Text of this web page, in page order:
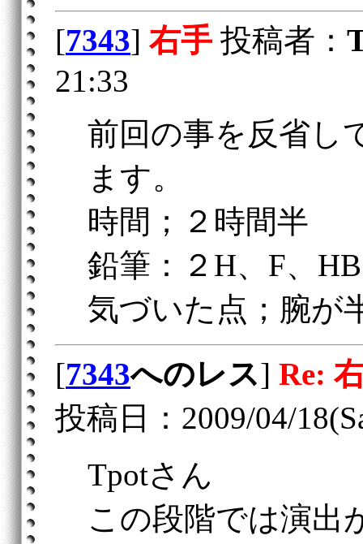
[7343] 右手投稿者：
21:33
前回の事を反省し
ます。
時間；２時間半
鉛筆：２H、F、
気づいた点；腕が
[7343へのレス] Re:
投稿日：2009/04/
Tpotさん
この段階では演出